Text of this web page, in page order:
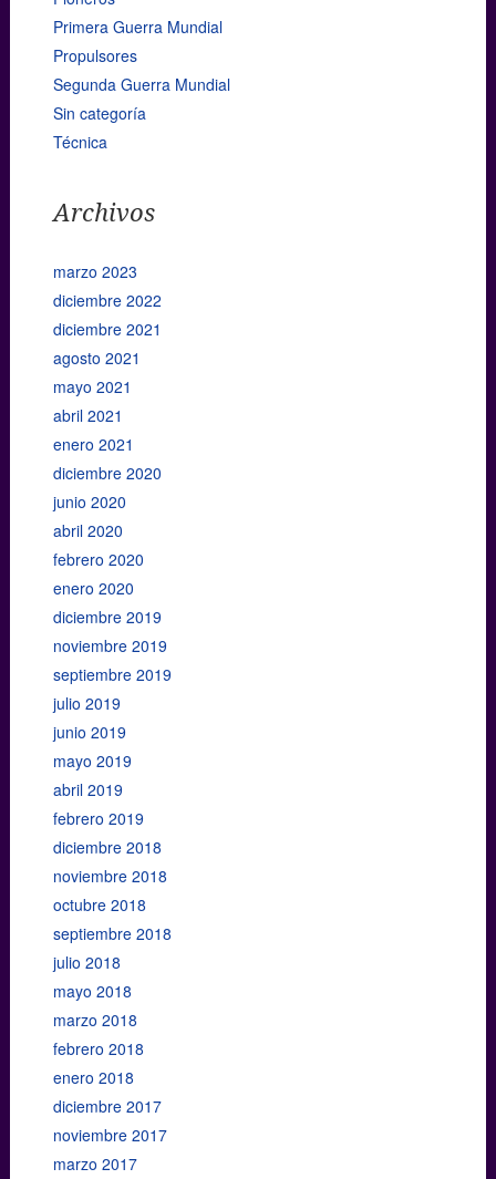
Primera Guerra Mundial
Propulsores
Segunda Guerra Mundial
Sin categoría
Técnica
Archivos
marzo 2023
diciembre 2022
diciembre 2021
agosto 2021
mayo 2021
abril 2021
enero 2021
diciembre 2020
junio 2020
abril 2020
febrero 2020
enero 2020
diciembre 2019
noviembre 2019
septiembre 2019
julio 2019
junio 2019
mayo 2019
abril 2019
febrero 2019
diciembre 2018
noviembre 2018
octubre 2018
septiembre 2018
julio 2018
mayo 2018
marzo 2018
febrero 2018
enero 2018
diciembre 2017
noviembre 2017
marzo 2017